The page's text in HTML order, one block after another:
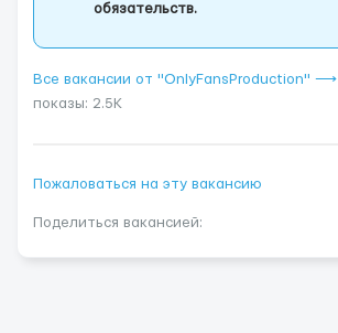
обязательств.
Все вакансии от "OnlyFansProduction" ⟶
показы: 2.5K
Пожаловаться на эту вакансию
Поделиться вакансией: